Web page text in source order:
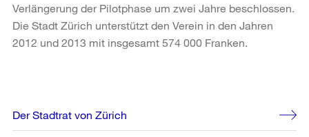
Verlängerung der Pilotphase um zwei Jahre beschlossen.
Die Stadt Zürich unterstützt den Verein in den Jahren
2012 und 2013 mit insgesamt 574 000 Franken.
Weitere
Informationen
Der Stadtrat von Zürich